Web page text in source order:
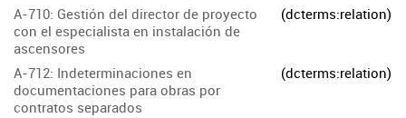
A-710: Gestión del director de proyecto
con el especialista en instalación de
ascensores
(dcterms:relation)
A-712: Indeterminaciones en
documentaciones para obras por
contratos separados
(dcterms:relation)